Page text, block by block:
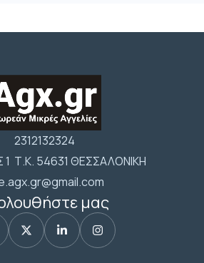
2312132324
Τ.Κ. 54631 ΘΕΣΣΑΛΟΝΙΚΗ
μας